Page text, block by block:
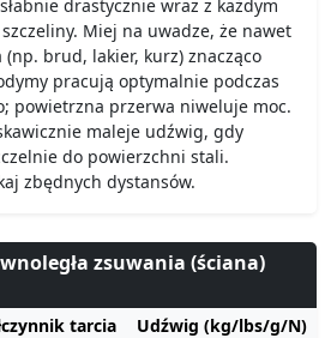
drastycznie wraz z każdym
Miej na uwadze, że nawet
brud, lakier, kurz) znacząco
pracują optymalnie podczas
powietrzna przerwa niweluje moc.
maleje udźwig, gdy
do powierzchni stali.
zbędnych dystansów.
zsuwania (ściana)
tarcia Udźwig (kg/lbs/g/N)